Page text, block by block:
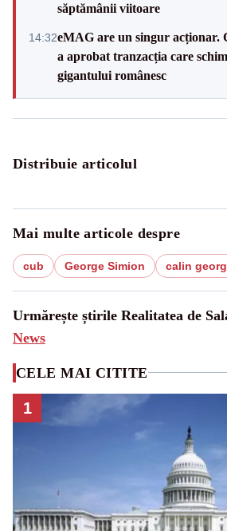
săptămânii viitoare
14:32eMAG are un singur acționar.
a aprobat tranzacția care
gigantului românesc
Distribuie articolul
Mai multe articole despre
cub George Simion calin
Urmărește știrile Realitatea de
News
CELE MAI CITITE
1